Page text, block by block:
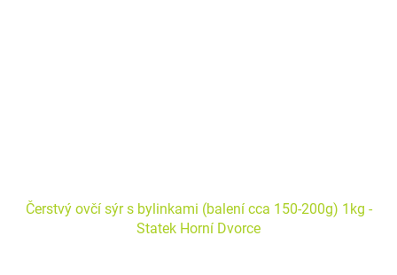
Čerstvý ovčí sýr s bylinkami (balení cca 150-200g) 1kg -
Statek Horní Dvorce